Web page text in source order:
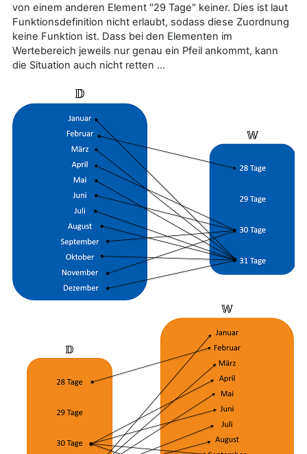
von einem anderen Element "29 Tage" keiner. Dies ist laut
Funktionsdefinition nicht erlaubt, sodass diese Zuordnung
keine Funktion ist. Dass bei den Elementen im
Wertebereich jeweils nur genau ein Pfeil ankommt, kann
die Situation auch nicht retten ...